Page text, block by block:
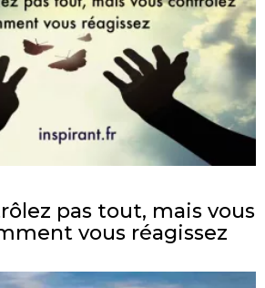
pas tout, mais vous
vous réagissez